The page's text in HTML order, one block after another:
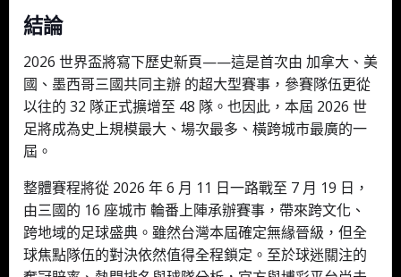
結論
2026 世界盃將寫下歷史新頁——這是首次由 加拿大、美
國、墨西哥三國共同主辦 的超大型賽事，參賽隊伍更從
以往的 32 隊正式擴增至 48 隊。也因此，本屆 2026 世
足將成為史上規模最大、場次最多、橫跨城市最廣的一
屆。
整體賽程將從 2026 年 6 月 11 日一路戰至 7 月 19 日，
由三國的 16 座城市 輪番上陣承辦賽事，帶來跨文化、
跨地域的足球盛典。雖然台灣本屆確定無緣晉級，但全
球焦點隊伍的對決依然值得全程鎖定。至於球迷關注的